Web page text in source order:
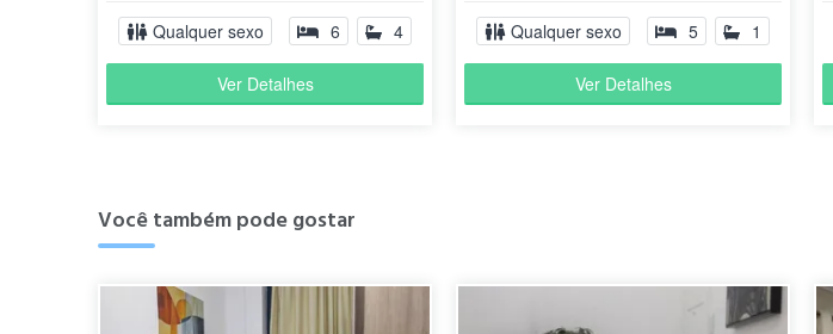
Andrada...
Qualquer sexo 6 4
Ver Detalhes
Banheir...
Qualquer sexo 5 1
Ver Detalhes
Você também pode gostar